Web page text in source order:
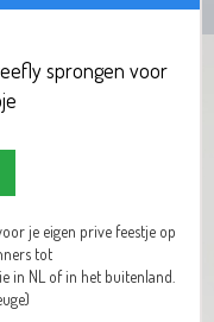
sprongen voor
je eigen prive feestje op
tot
in NL of in het buitenland.